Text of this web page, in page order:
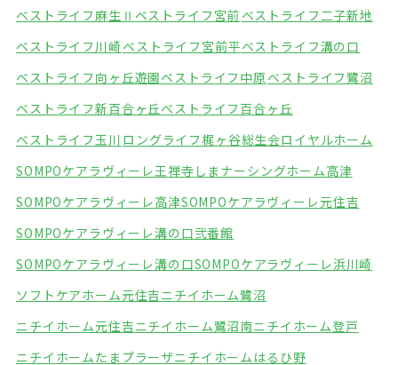
ベストライフ麻生Ⅱ ベストライフ宮前 ベストライフ二子新地
ベストライフ川崎 ベストライフ宮前平ベストライフ溝の口
ベストライフ向ヶ丘遊園ベストライフ中原ベストライフ鷺沼
ベストライフ新百合ヶ丘ベストライフ百合ヶ丘
ベストライフ玉川 ロングライフ梶ヶ谷総生会ロイヤルホーム
SOMPOケアラヴィーレ王禅寺 しまナーシングホーム高津
SOMPOケアラヴィーレ高津SOMPOケアラヴィーレ元住吉
SOMPOケアラヴィーレ溝の口弐番館
SOMPOケアラヴィーレ溝の口SOMPOケアラヴィーレ浜川崎
ソフトケアホーム元住吉ニチイホーム鷺沼
ニチイホーム元住吉ニチイホーム鷺沼南ニチイホーム登戸
ニチイホームたまプラーザニチイホームはるひ野